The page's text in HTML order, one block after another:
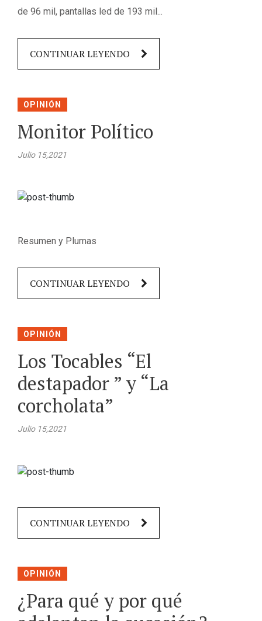
de 96 mil, pantallas led de 193 mil...
CONTINUAR LEYENDO
OPINIÓN
Monitor Político
Julio 15,2021
Resumen y Plumas
CONTINUAR LEYENDO
OPINIÓN
Los Tocables “El
destapador ” y “La
corcholata”
Julio 15,2021
CONTINUAR LEYENDO
OPINIÓN
¿Para qué y por qué